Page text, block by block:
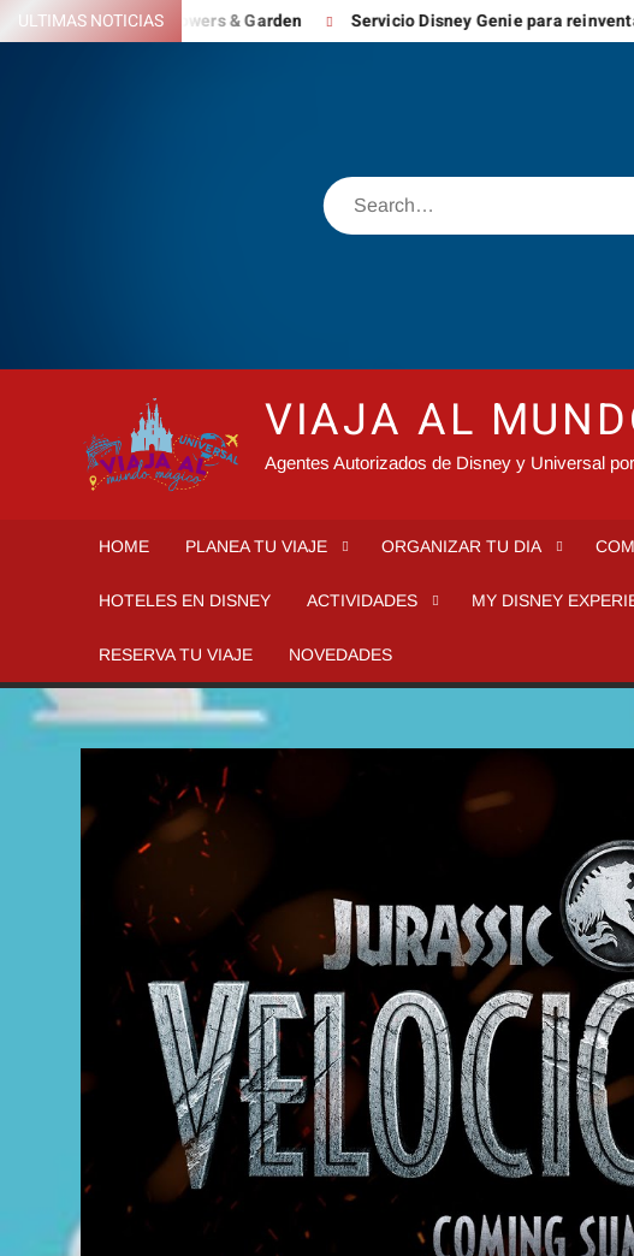
to
ULTIMAS NOTICIAS
Flowers & Garden Servicio Disney Genie para reinventar la
Search
VIAJA AL
Agentes Autorizados de Disney y Universal
HOME PLANEA TU VIAJE ORGANIZAR TU DIA
HOTELES EN DISNEY ACTIVIDADES MY DISNEY
RESERVA TU VIAJE NOVEDADES